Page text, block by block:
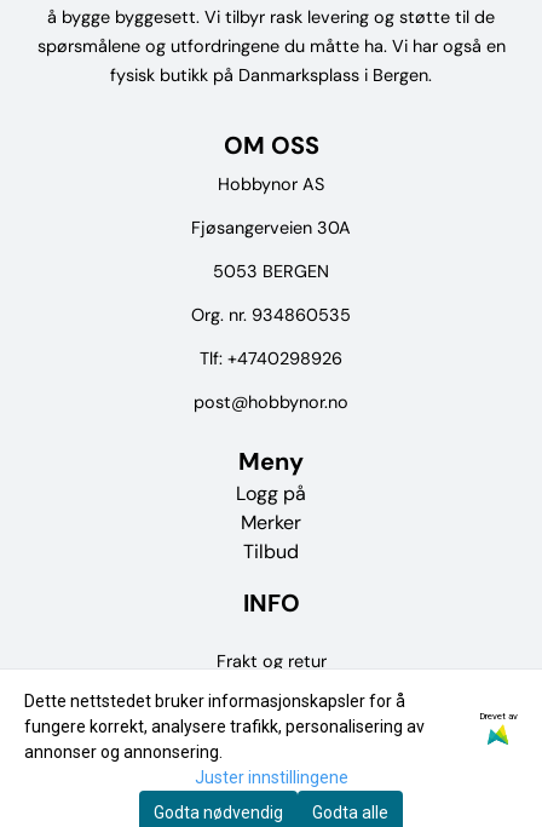
å bygge byggesett. Vi tilbyr rask levering og støtte til de
spørsmålene og utfordringene du måtte ha. Vi har også en
fysisk butikk på Danmarksplass i Bergen.
OM OSS
Hobbynor AS
Fjøsangerveien 30A
5053 BERGEN
Org. nr. 934860535
Tlf: +4740298926
post@hobbynor.no
Meny
Logg på
Merker
Tilbud
INFO
Frakt og retur
Personvern
Kontakt oss
Dette nettstedet bruker informasjonskapsler for å
fungere korrekt, analysere trafikk, personalisering av
annonser og annonsering.
Drevet av
Juster innstillingene
Godta nødvendig
Godta alle